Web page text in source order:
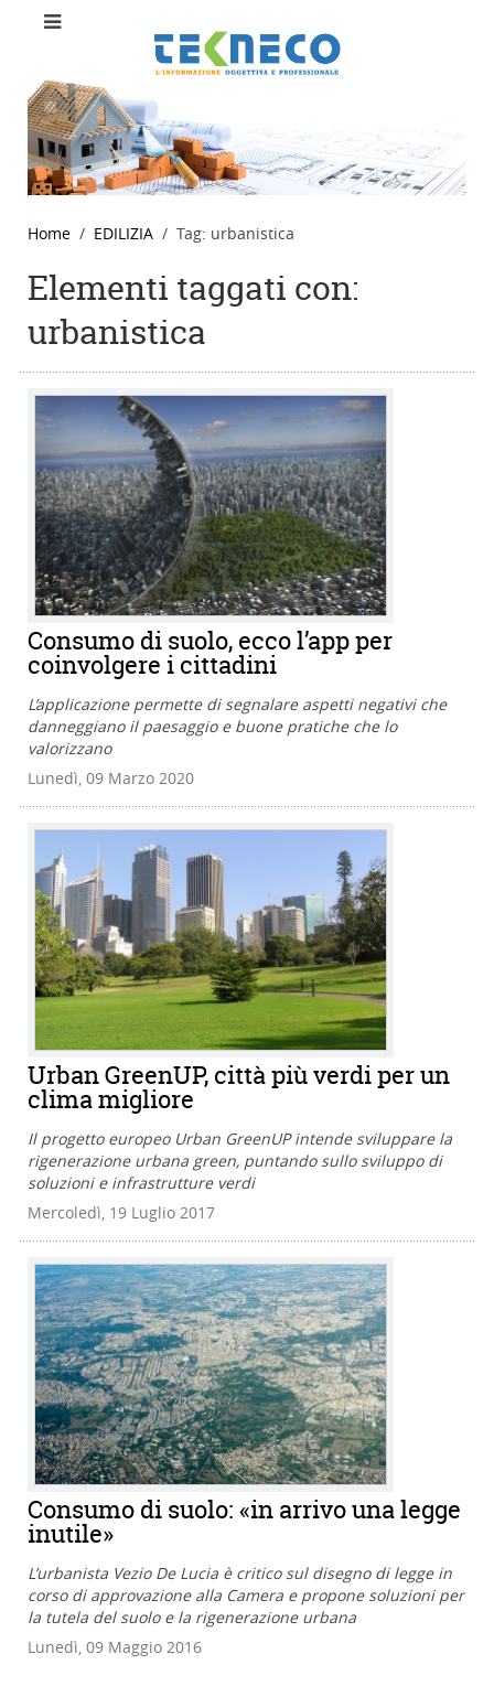
Home EDILIZIA Tag: urbanistica
Elementi taggati con:
urbanistica
Consumo di suolo, ecco l’app per
coinvolgere i cittadini
L’applicazione permette di segnalare aspetti negativi che
danneggiano il paesaggio e buone pratiche che lo
valorizzano
Lunedì, 09 Marzo 2020
Urban GreenUP, città più verdi per un
clima migliore
Il progetto europeo Urban GreenUP intende sviluppare la
rigenerazione urbana green, puntando sullo sviluppo di
soluzioni e infrastrutture verdi
Mercoledì, 19 Luglio 2017
Consumo di suolo: «in arrivo una legge
inutile»
L’urbanista Vezio De Lucia è critico sul disegno di legge in
corso di approvazione alla Camera e propone soluzioni per
la tutela del suolo e la rigenerazione urbana
Lunedì, 09 Maggio 2016